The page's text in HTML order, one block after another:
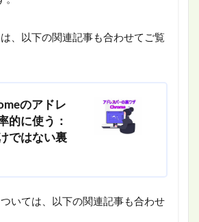
、以下の関連記事も合わせてご覧
のアドレ
的に使う：
ではない裏
いては、以下の関連記事も合わせ